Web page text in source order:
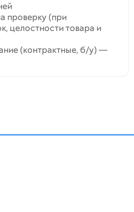
проверку (при
целостности товара и
(контрактные, б/у) —